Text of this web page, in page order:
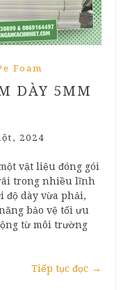
Foam
DÀY 5MM
2024
vật liệu đóng gói
trong nhiều lĩnh
độ dày vừa phải,
bảo vệ tối ưu
từ môi trường
Tiếp tục đọc →